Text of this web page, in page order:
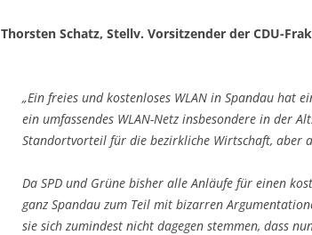
Thorsten Schatz, Stellv. Vorsitzender der CDU-
„Ein freies und kostenloses WLAN in Spandau hat
ein umfassendes WLAN-Netz insbesondere in der
Standortvorteil für die bezirkliche Wirtschaft, aber
Da SPD und Grüne bisher alle Anläufe für einen
ganz Spandau zum Teil mit bizarren
sie sich zumindest nicht dagegen stemmen, dass